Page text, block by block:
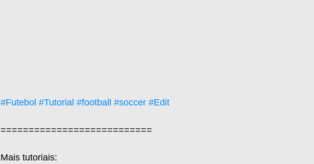
#Futebol #Tutorial #football #soccer #Edit
===========================
Mais tutoriais: